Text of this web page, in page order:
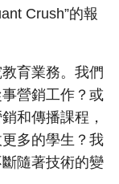
Crush”的報
育業務。我們
營銷工作？或
和傳播課程，
多的學生？我
隨著技術的變